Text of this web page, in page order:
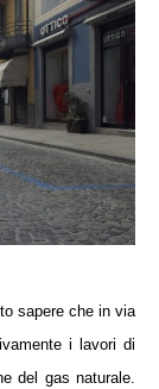
sapere che in via
i lavori di
del gas naturale.